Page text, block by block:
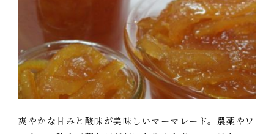
爽やかな甘みと酸味が美味しいマーマレード。農薬やワ